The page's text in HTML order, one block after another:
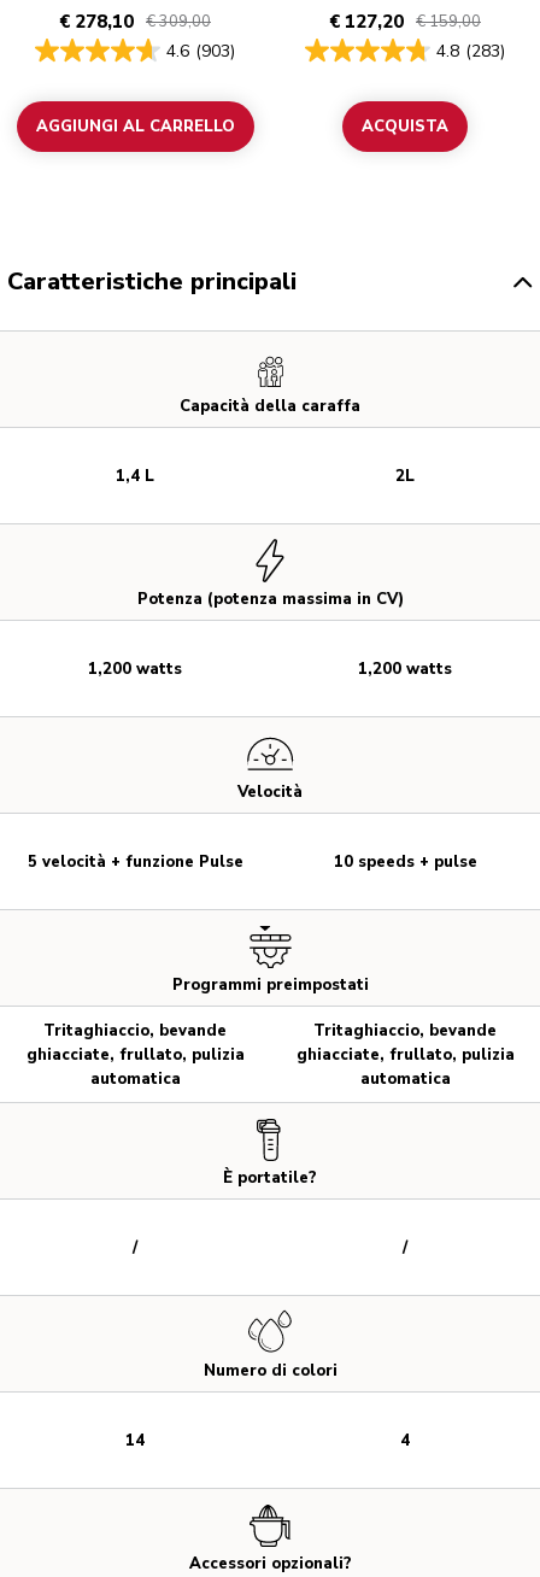
€ 278,10 € 309,00
4.6 (903)
AGGIUNGI AL CARRELLO
€ 127,20 € 159,00
4.8 (283)
ACQUISTA
Caratteristiche principali
Capacità della caraffa
Potenza (potenza massima in CV)
Velocità
Programmi preimpostati
È portatile?
Numero di colori
Accessori opzionali?
1,4 L
1,200 watts
5 velocità + funzione Pulse
Tritaghiaccio, bevande
ghiacciate, frullato, pulizia
automatica
/
14
2L
1,200 watts
10 speeds + pulse
Tritaghiaccio, bevande
ghiacciate, frullato, pulizia
automatica
/
4